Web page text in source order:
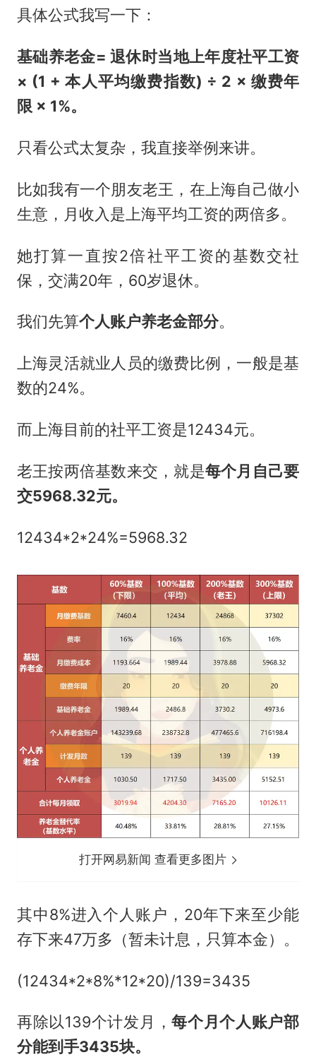
具体公式我写一下：
基础养老金= 退休时当地上年度社平工资
× (1 + 本人平均缴费指数) ÷ 2 × 缴费年
限 × 1%。
只看公式太复杂，我直接举例来讲。
比如我有一个朋友老王，在上海自己做小
生意，月收入是上海平均工资的两倍多。
她打算一直按2倍社平工资的基数交社
保，交满20年，60岁退休。
我们先算个人账户养老金部分。
上海灵活就业人员的缴费比例，一般是基
数的24%。
而上海目前的社平工资是12434元。
老王按两倍基数来交，就是每个月自己要
交5968.32元。
12434*2*24%=5968.32
打开网易新闻 查看更多图片
其中8%进入个人账户，20年下来至少能
存下来47万多（暂未计息，只算本金）。
(12434*2*8%*12*20)/139=3435
再除以139个计发月，每个月个人账户部
分能到手3435块。